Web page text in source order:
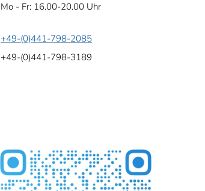
Mo - Fr: 16.00-20.00 Uhr
+49-(0)441-798-2085
+49-(0)441-798-3189